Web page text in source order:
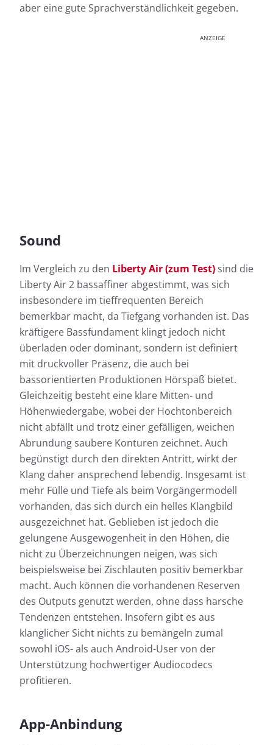
aber eine gute Sprachverständlichkeit gegeben.
ANZEIGE
Sound
Im Vergleich zu den Liberty Air (zum Test) sind die
Liberty Air 2 bassaffiner abgestimmt, was sich
insbesondere im tieffrequenten Bereich
bemerkbar macht, da Tiefgang vorhanden ist. Das
kräftigere Bassfundament klingt jedoch nicht
überladen oder dominant, sondern ist definiert
mit druckvoller Präsenz, die auch bei
bassorientierten Produktionen Hörspaß bietet.
Gleichzeitig besteht eine klare Mitten- und
Höhenwiedergabe, wobei der Hochtonbereich
nicht abfällt und trotz einer gefälligen, weichen
Abrundung saubere Konturen zeichnet. Auch
begünstigt durch den direkten Antritt, wirkt der
Klang daher ansprechend lebendig. Insgesamt ist
mehr Fülle und Tiefe als beim Vorgängermodell
vorhanden, das sich durch ein helles Klangbild
ausgezeichnet hat. Geblieben ist jedoch die
gelungene Ausgewogenheit in den Höhen, die
nicht zu Überzeichnungen neigen, was sich
beispielsweise bei Zischlauten positiv bemerkbar
macht. Auch können die vorhandenen Reserven
des Outputs genutzt werden, ohne dass harsche
Tendenzen entstehen. Insofern gibt es aus
klanglicher Sicht nichts zu bemängeln zumal
sowohl iOS- als auch Android-User von der
Unterstützung hochwertiger Audiocodecs
profitieren.
App-Anbindung